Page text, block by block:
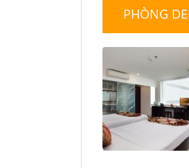
PHÒNG
Chi tiết phòng